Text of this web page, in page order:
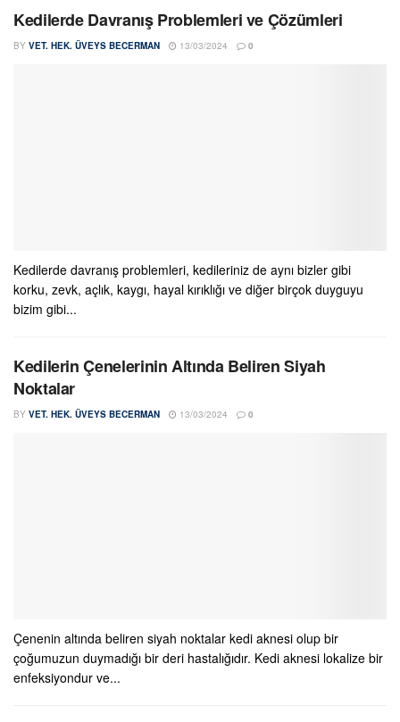
Kedilerde Davranış Problemleri ve Çözümleri
BY VET. HEK. ÜVEYS BECERMAN 13/03/2024 0
Kedilerde davranış problemleri, kedileriniz de aynı bizler gibi
korku, zevk, açlık, kaygı, hayal kırıklığı ve diğer birçok duyguyu
bizim gibi...
Kedilerin Çenelerinin Altında Beliren Siyah
Noktalar
BY VET. HEK. ÜVEYS BECERMAN 13/03/2024 0
Çenenin altında beliren siyah noktalar kedi aknesi olup bir
çoğumuzun duymadığı bir deri hastalığıdır. Kedi aknesi lokalize bir
enfeksiyondur ve...